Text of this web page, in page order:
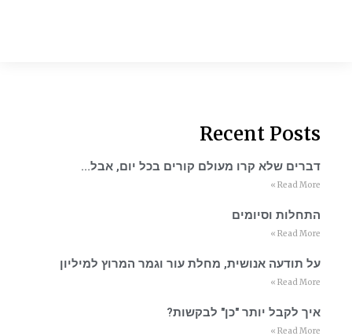
Recent Posts
דברים שלא קרו מעולם קורים בכל יום, אבל…
Read More »
התחלות וסיומים
Read More »
על תודעה אנושית, מחלת עור וגמר המרוץ למיליון
Read More »
איך לקבל יותר "כן" לבקשות?
Read More »